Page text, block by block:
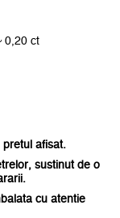
0,20 ct
pretul afisat.
sustinut de o
cu atentie